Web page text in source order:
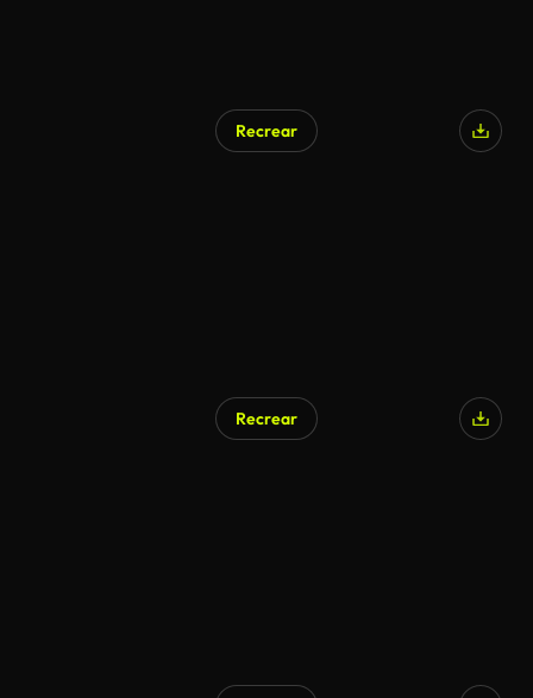
Recrear
Recrear